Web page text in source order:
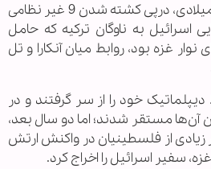
پس‌ از آن، در سال 2010 میلادی، درپی کشته‌ شدن 9 غیر نظامی
اسرائیل به ناوگان ترکیه که حامل
غزه بود، روابط میان آنکارا و تل
دیپلماتیک خود را از سر گرفتند و در
سفیران آن‌ها مستقر شدند؛ اما دو سال بعد،
زیادی از فلسطینیان در واکنش ارتش
سفیر اسرائیل را اخراج کرد.